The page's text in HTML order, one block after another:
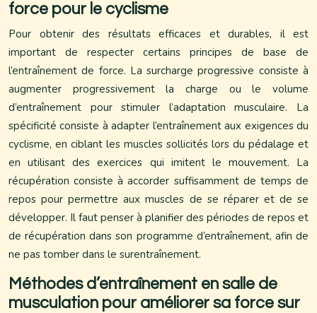
force pour le cyclisme
Pour obtenir des résultats efficaces et durables, il est
important de respecter certains principes de base de
l’entraînement de force. La surcharge progressive consiste à
augmenter progressivement la charge ou le volume
d’entraînement pour stimuler l’adaptation musculaire. La
spécificité consiste à adapter l’entraînement aux exigences du
cyclisme, en ciblant les muscles sollicités lors du pédalage et
en utilisant des exercices qui imitent le mouvement. La
récupération consiste à accorder suffisamment de temps de
repos pour permettre aux muscles de se réparer et de se
développer. Il faut penser à planifier des périodes de repos et
de récupération dans son programme d’entraînement, afin de
ne pas tomber dans le surentraînement.
Méthodes d’entraînement en salle de
musculation pour améliorer sa force sur